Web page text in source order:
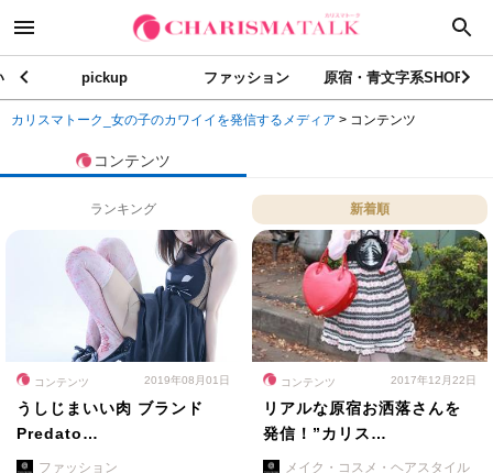
pickup ファッション 原宿・青文字系SHOP
カリスマトーク_女の子のカワイイを発信するメディア > コンテンツ
コンテンツ
ランキング 新着順
コンテンツ 2019年08月01日
うしじまいい肉 ブランド
Predato…
ファッション
コンテンツ 2017年12月22日
リアルな原宿お洒落さんを
発信！”カリス…
メイク・コスメ・ヘアスタイル